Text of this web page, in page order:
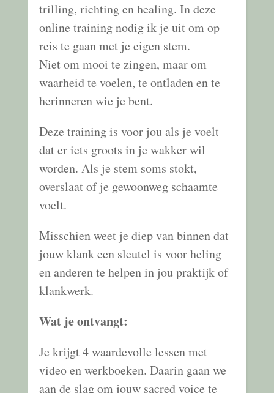
trilling, richting en healing. In deze
online training nodig ik je uit om op
reis te gaan met je eigen stem.
Niet om mooi te zingen, maar om
waarheid te voelen, te ontladen en te
herinneren wie je bent.
Deze training is voor jou als je voelt
dat er iets groots in je wakker wil
worden. Als je stem soms stokt,
overslaat of je gewoonweg schaamte
voelt.
Misschien weet je diep van binnen dat
jouw klank een sleutel is voor heling
en anderen te helpen in jou praktijk of
klankwerk.
Wat je ontvangt:
Je krijgt 4 waardevolle lessen met
video en werkboeken. Daarin gaan we
aan de slag om jouw sacred voice te